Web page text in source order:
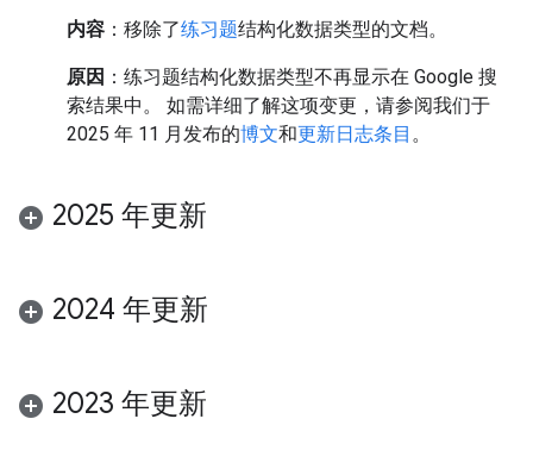
内容 ：移除了练习题结构化数据类型的文档。
原因 ：练习题结构化数据类型不再显示在 Google 搜
索结果中。 如需详细了解这项变更，请参阅我们于
2025 年 11 月发布的博文和更新日志条目 。
2025 年更新
2024 年更新
2023 年更新